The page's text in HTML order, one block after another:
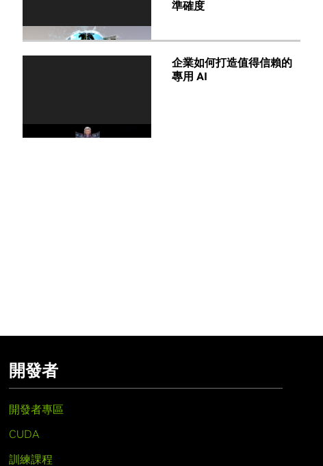
準確度
企業如何打造值得信賴的
專用 AI
開發者
開發者專區
CUDA
訓練課程